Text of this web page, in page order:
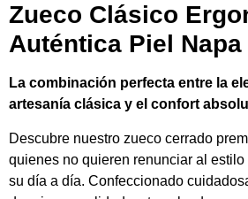
Zueco Clásico
Auténtica Piel Napa
La combinación perfecta entre la
artesanía clásica y el confort
Descubre nuestro zueco cerrado
quienes no quieren renunciar al
su día a día. Confeccionado